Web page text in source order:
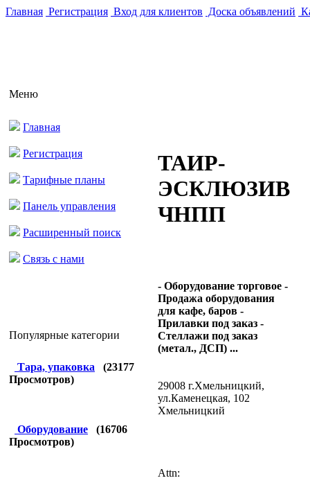
Главная Регистрация Вход для клиентов Доска объявлений
Меню
Главная
Регистрация
Тарифные планы
Панель управления
Расширенный поиск
Связь с нами
Популярные категории
Тара, упаковка (23177
Просмотров)
Оборудование (16706
Просмотров)
ТАИР-
ЭСКЛЮЗИВ
ЧНПП
- Оборудование торговое -
Продажа оборудования
для кафе, баров -
Прилавки под заказ -
Стеллажи под заказ
(метал., ДСП) ...
29008 г.Хмельницкий,
ул.Каменецкая, 102
Хмельницкий
Attn: